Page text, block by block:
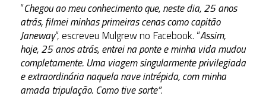
“Chegou ao meu conhecimento que, neste dia, 25 anos
atrás, filmei minhas primeiras cenas como capitão
Janeway“, escreveu Mulgrew no Facebook. “Assim,
hoje, 25 anos atrás, entrei na ponte e minha vida mudou
completamente. Uma viagem singularmente privilegiada
e extraordinária naquela nave intrépida, com minha
amada tripulação. Como tive sorte”.